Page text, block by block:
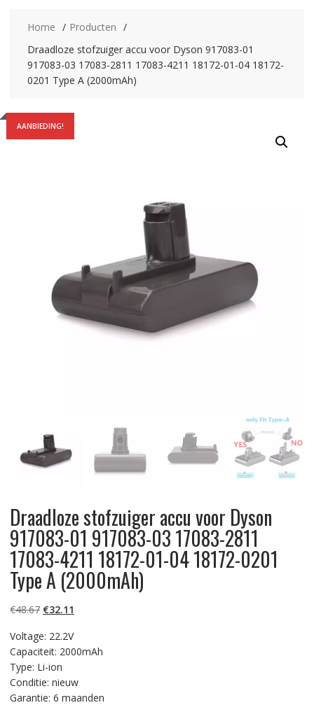
Home
Producten
Draadloze stofzuiger accu voor Dyson 917083-01
917083-03 17083-2811 17083-4211 18172-01-04 18172-
0201 Type A (2000mAh)
AANBIEDING!
Draadloze stofzuiger accu voor Dyson
917083-01 917083-03 17083-2811
17083-4211 18172-01-04 18172-0201
Type A (2000mAh)
€48.67 Oorspronkelijke
was:
€48.67.
€32.11
is:
€32.11.
Voltage: 22.2V
Capaciteit: 2000mAh
Type: Li-ion
Conditie: nieuw
Garantie: 6 maanden